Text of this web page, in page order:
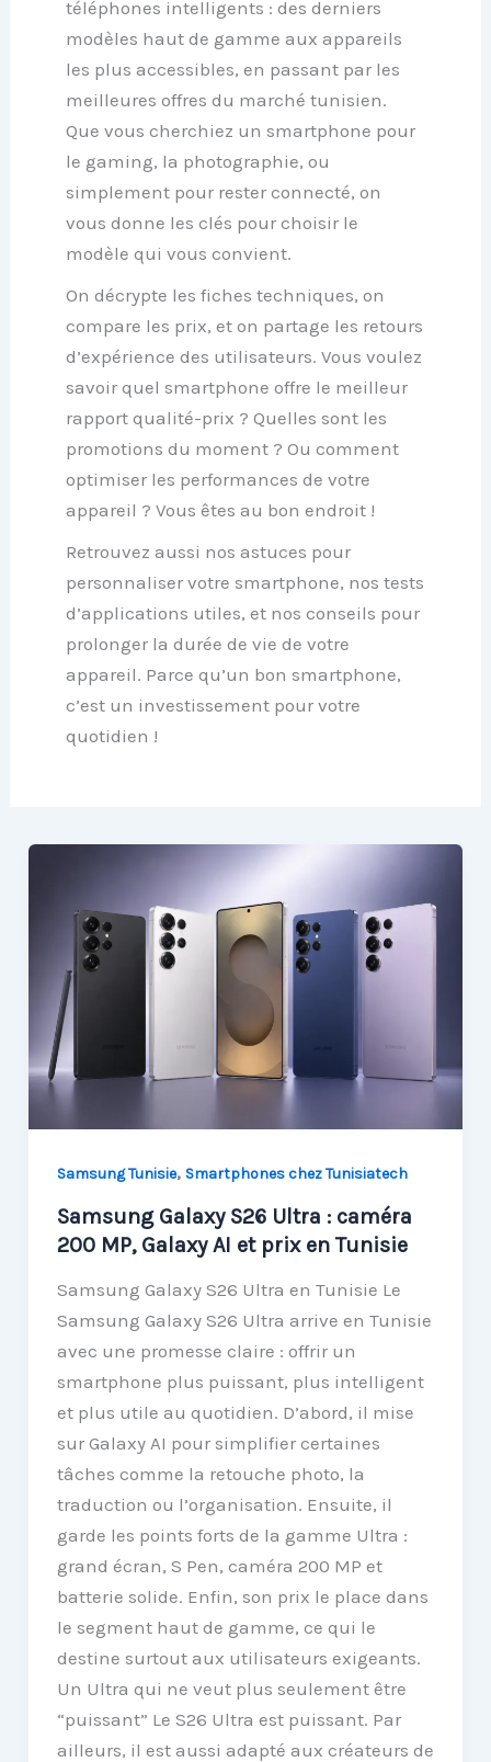
téléphones intelligents : desderniers
modèles haut de gamme aux appareils
les plus accessibles, en passant par les
meilleures offres du marché tunisien.
Que vous cherchiez un smartphone pour
le gaming, la photographie, ou
simplement pour rester connecté, on
vous donne les clés pour choisir le
modèle qui vous convient.
On décrypte les fiches techniques, on
compare les prix, et on partage les retours
d’expérience des utilisateurs. Vous voulez
savoir quel smartphone offre le meilleur
rapport qualité-prix ? Quelles sont les
promotions du moment ? Ou comment
optimiser les performances de votre
appareil ? Vous êtes au bon endroit !
Retrouvez aussi nosastuces pour
personnaliser votre smartphone, nostests
d’applications utiles, et nos conseils pour
prolonger la durée de vie de votre
appareil. Parce qu’un bon smartphone,
c’est un investissement pour votre
quotidien !
Samsung Tunisie, Smartphones chez Tunisiatech
Samsung Galaxy S26 Ultra : caméra
200 MP, Galaxy AI et prix en Tunisie
Samsung Galaxy S26 Ultra en Tunisie Le
Samsung Galaxy S26 Ultra arrive en Tunisie
avec une promesse claire : offrir un
smartphone plus puissant, plus intelligent
et plus utile au quotidien. D’abord, il mise
sur Galaxy AI pour simplifier certaines
tâches comme la retouche photo, la
traduction ou l’organisation. Ensuite, il
garde les points forts de la gamme Ultra :
grand écran, S Pen, caméra 200 MP et
batterie solide. Enfin, son prix le place dans
le segment haut de gamme, ce qui le
destine surtout aux utilisateurs exigeants.
Un Ultra qui ne veut plus seulement être
“puissant” Le S26 Ultra est puissant. Par
ailleurs, il est aussi adapté aux créateurs de